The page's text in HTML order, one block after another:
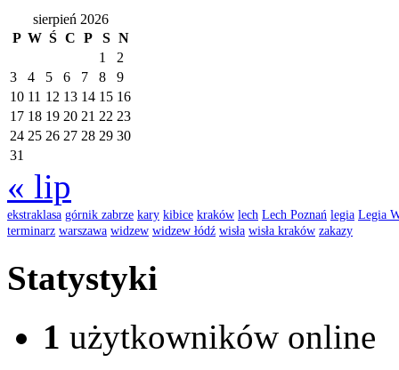
sierpień 2026
P W Ś C P S N
1
2
3
4 5 6 7 8
9
10 11 12 13 14 15 16
17 18 19 20 21 22 23
24 25 26 27 28 29 30
31
« lip
ekstraklasa górnik zabrze kary kibice kraków lech Lech Poznań legia Legia
terminarz warszawa widzew widzew łódź wisła wisła kraków zakazy
Statystyki
1 użytkowników online